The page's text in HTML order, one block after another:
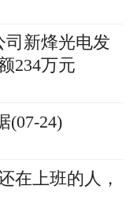
司新烽光电发
234万元
(07-24)
在上班的人，